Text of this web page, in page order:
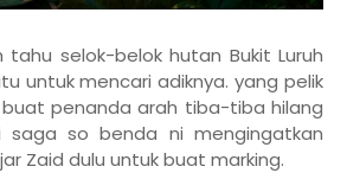
tahu selok-belok hutan Bukit Luruh
untuk mencari adiknya. yang pelik
penanda arah tiba-tiba hilang
saga so benda ni mengingatkan
Zaid dulu untuk buat marking.